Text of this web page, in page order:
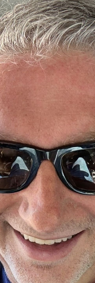
Paziente
già 3 anni
dott.Traina,
visita si è
nello
a tutte le
per non
sempre molto
veramente
e distaccato